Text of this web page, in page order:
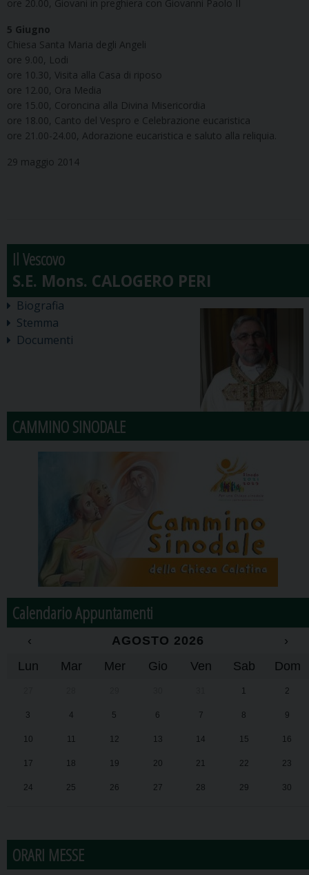
ore 20.00, Giovani in preghiera con Giovanni Paolo II
5 Giugno
Chiesa Santa Maria degli Angeli
ore 9.00, Lodi
ore 10.30, Visita alla Casa di riposo
ore 12.00, Ora Media
ore 15.00, Coroncina alla Divina Misericordia
ore 18.00, Canto del Vespro e Celebrazione eucaristica
ore 21.00-24.00, Adorazione eucaristica e saluto alla reliquia.
29 maggio 2014
Il Vescovo
Biografia
Stemma
Documenti
CAMMINO SINODALE
Calendario Appuntamenti
‹ AGOSTO 2026
›
Lun
Mar Mer Gio Ven Sab Dom
1 2
3 4 5 6 7 8 9
10 11 12 13 14 15 16
17 18 19 20 21 22 23
24 25 26 27 28 29 30
ORARI MESSE